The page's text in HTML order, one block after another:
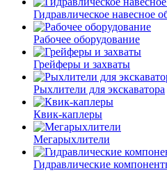
Гидравлическое навесное
Рабочее оборудование
Грейферы и захваты
Рыхлители для экскаватора
Квик-каплеры
Мегарыхлители
Гидравлические